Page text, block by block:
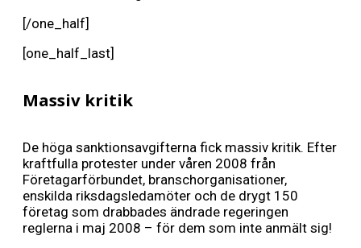
[/one_half]
[one_half_last]
Massiv kritik
De höga sanktionsavgifterna fick massiv kritik. Efter
kraftfulla protester under våren 2008 från
Företagarförbundet, branschorganisationer,
enskilda riksdagsledamöter och de drygt 150
företag som drabbades ändrade regeringen
reglerna i maj 2008 – för dem som inte anmält sig!